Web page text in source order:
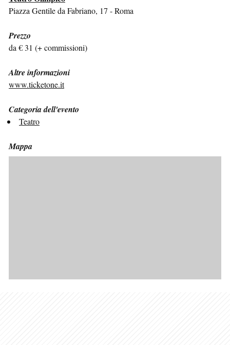
Piazza Gentile da Fabriano, 17 - Roma
Prezzo
da € 31 (+ commissioni)
Altre informazioni
www.ticketone.it
Categoria dell'evento
Teatro
Mappa